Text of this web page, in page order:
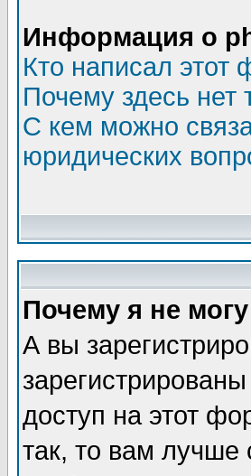
Информация о
Кто написал этот
Почему здесь нет
С кем можно
юридических
Почему я не
А вы
доступ на этот
так, то вам лучше